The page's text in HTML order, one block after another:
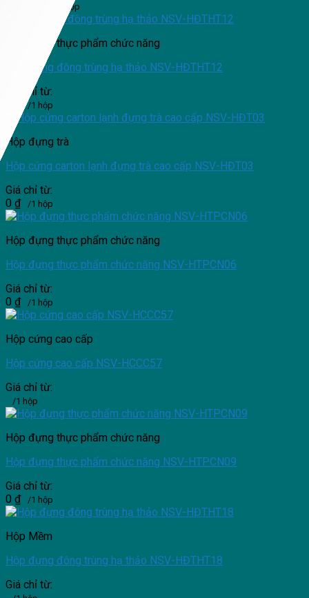
/1 hộp
Hộp đựng thực phẩm chức năng
Hộp đựng đông trùng hạ thảo NSV-HĐTHT12
Giá chỉ từ:
/1 hộp
Hộp đựng trà
Hộp cứng carton lạnh đựng trà cao cấp NSV-HĐT03
Giá chỉ từ:
0 ₫ /1 hộp
Hộp đựng thực phẩm chức năng
Hộp đựng thực phẩm chức năng NSV-HTPCN06
Giá chỉ từ:
0 ₫ /1 hộp
Hộp cứng cao cấp
Hộp cứng cao cấp NSV-HCCC57
Giá chỉ từ:
/1 hộp
Hộp đựng thực phẩm chức năng
Hộp đựng thực phẩm chức năng NSV-HTPCN09
Giá chỉ từ:
0 ₫ /1 hộp
Hộp Mềm
Hộp đựng đông trùng hạ thảo NSV-HĐTHT18
Giá chỉ từ: